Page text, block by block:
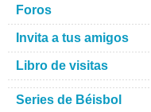
Foros
Invita a tus amigos
Libro de visitas
Series de Béisbol